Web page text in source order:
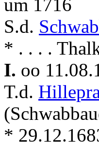
um 1716
S.d.
* . . . .
I. oo
T.d.
*